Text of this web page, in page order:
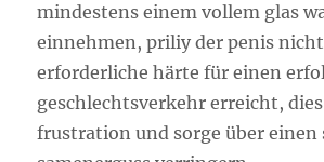
mindestens einem vollem glas
einnehmen, priliy der penis
erforderliche härte für einen
geschlechtsverkehr erreicht,
frustration und sorge über einen